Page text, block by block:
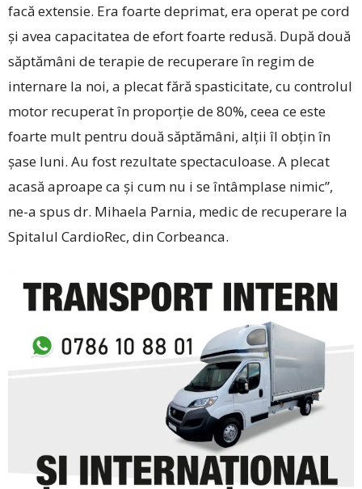
facă extensie. Era foarte deprimat, era operat pe cord
și avea capacitatea de efort foarte redusă. După două
săptămâni de terapie de recuperare în regim de
internare la noi, a plecat fără spasticitate, cu controlul
motor recuperat în proporție de 80%, ceea ce este
foarte mult pentru două săptămâni, alții îl obțin în
șase luni. Au fost rezultate spectaculoase. A plecat
acasă aproape ca și cum nu i se întâmplase nimic”,
ne-a spus dr. Mihaela Parnia, medic de recuperare la
Spitalul CardioRec, din Corbeanca.